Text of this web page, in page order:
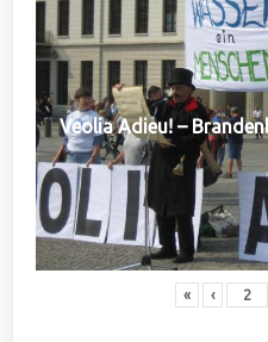
Veolia Adieu! –
« ‹